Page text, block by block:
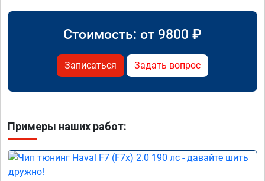
Стоимость: от 9800 ₽
Записаться Задать вопрос
Примеры наших работ: